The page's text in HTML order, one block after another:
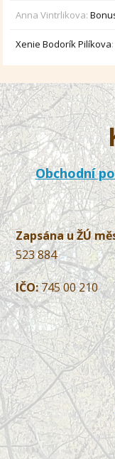
Anna Vintrlikova:
Xenie Bodorík Pilíkova
Obchodní
Zapsána u ŽÚ
523 884
IČO:745 00 210